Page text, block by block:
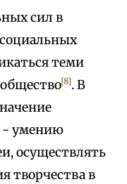
сил в
теми
[8]. В
- умению
осуществлять
творчества в